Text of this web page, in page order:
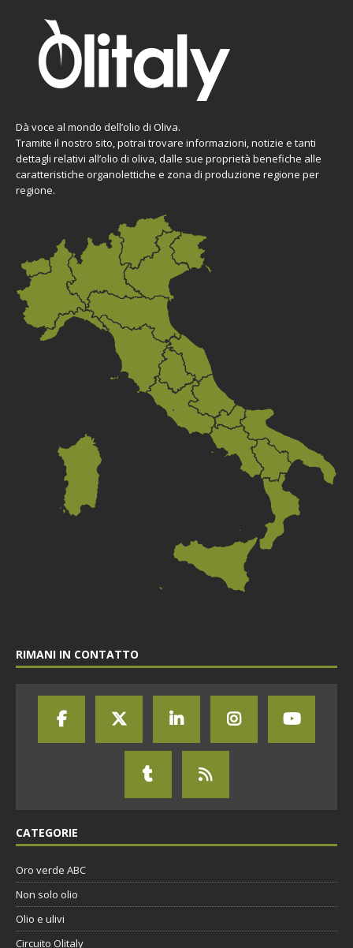
Dà voce al mondo dell’olio di Oliva.
Tramite il nostro sito, potrai trovare informazioni, notizie e tanti
dettagli relativi all’olio di oliva, dalle sue proprietà benefiche alle
caratteristiche organolettiche e zona di produzione regione per
regione.
RIMANI IN CONTATTO
CATEGORIE
Oro verde ABC
Non solo olio
Olio e ulivi
Circuito Olitaly